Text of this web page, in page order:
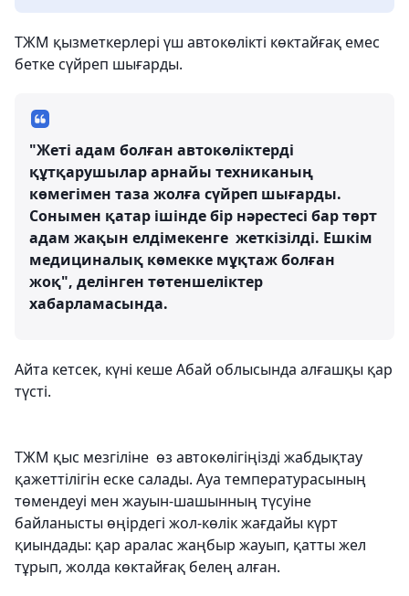
ТЖМ қызметкерлері үш автокөлікті көктайғақ емес
бетке сүйреп шығарды.
"Жеті адам болған автокөліктерді
құтқарушылар арнайы техниканың
көмегімен таза жолға сүйреп шығарды.
Сонымен қатар ішінде бір нәрестесі бар төрт
адам жақын елдімекенге жеткізілді. Ешкім
медициналық көмекке мұқтаж болған
жоқ", делінген төтеншеліктер
хабарламасында.
Айта кетсек, күні кеше Абай облысында алғашқы қар
түсті.
ТЖМ қыс мезгіліне өз автокөлігіңізді жабдықтау
қажеттілігін еске салады. Ауа температурасының
төмендеуі мен жауын-шашынның түсуіне
байланысты өңірдегі жол-көлік жағдайы күрт
қиындады: қар аралас жаңбыр жауып, қатты жел
тұрып, жолда көктайғақ белең алған.